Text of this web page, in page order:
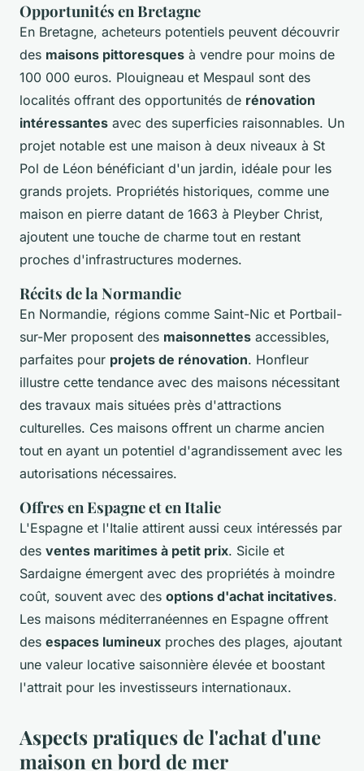
Opportunités en Bretagne
En Bretagne, acheteurs potentiels peuvent découvrir
des maisons pittoresques à vendre pour moins de
100 000 euros. Plouigneau et Mespaul sont des
localités offrant des opportunités de rénovation
intéressantes avec des superficies raisonnables. Un
projet notable est une maison à deux niveaux à St
Pol de Léon bénéficiant d'un jardin, idéale pour les
grands projets. Propriétés historiques, comme une
maison en pierre datant de 1663 à Pleyber Christ,
ajoutent une touche de charme tout en restant
proches d'infrastructures modernes.
Récits de la Normandie
En Normandie, régions comme Saint-Nic et Portbail-
sur-Mer proposent des maisonnettes accessibles,
parfaites pour projets de rénovation. Honfleur
illustre cette tendance avec des maisons nécessitant
des travaux mais situées près d'attractions
culturelles. Ces maisons offrent un charme ancien
tout en ayant un potentiel d'agrandissement avec les
autorisations nécessaires.
Offres en Espagne et en Italie
L'Espagne et l'Italie attirent aussi ceux intéressés par
des ventes maritimes à petit prix. Sicile et
Sardaigne émergent avec des propriétés à moindre
coût, souvent avec des options d'achat incitatives.
Les maisons méditerranéennes en Espagne offrent
des espaces lumineux proches des plages, ajoutant
une valeur locative saisonnière élevée et boostant
l'attrait pour les investisseurs internationaux.
Aspects pratiques de l'achat d'une
maison en bord de mer